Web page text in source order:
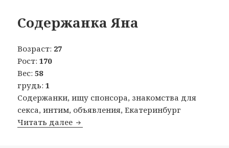
Содержанка Яна
Возраст: 27
Рост:170
Вес:58
грудь:1
Содержанки, ищу спонсора, знакомства для
секса, интим, объявления, Екатеринбург
Читать далее Содержанка Яна